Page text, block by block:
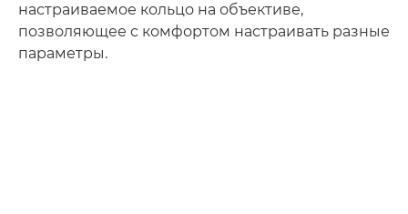
настраиваемое кольцо на объективе,
позволяющее с комфортом настраивать разные
параметры.